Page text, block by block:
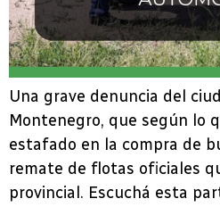
Una grave denuncia del
Montenegro, que según lo
estafado en la compra de
remate de flotas oficiales
provincial. Escuchá esta